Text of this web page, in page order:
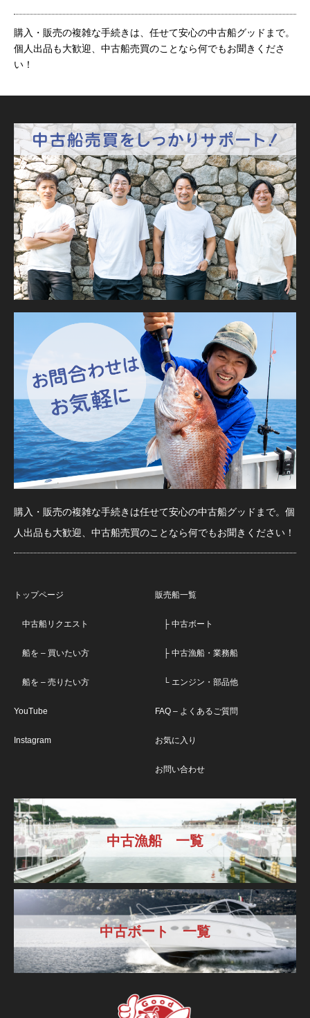
購入・販売の複雑な手続きは、任せて安心の中古船グッドまで。
個人出品も大歓迎、中古船売買のことなら何でもお聞きくださ
い！
購入・販売の複雑な手続きは任せて安心の中古船グッドまで。個
人出品も大歓迎、中古船売買のことなら何でもお聞きください！
トップページ
中古船リクエスト
船を – 買いたい方
船を – 売りたい方
YouTube
Instagram
販売船一覧
├ 中古ボート
├ 中古漁船・業務船
└ エンジン・部品他
FAQ – よくあるご質問
お気に入り
お問い合わせ
中古漁船 一覧
中古ボート 一覧